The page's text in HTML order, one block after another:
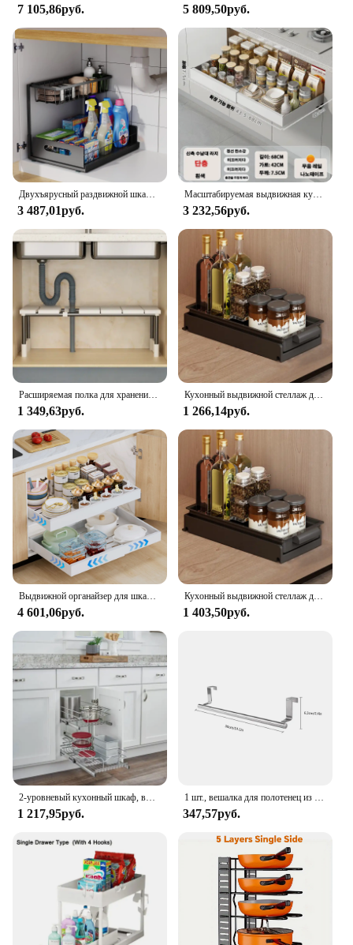
7 105,86руб. 5 809,50руб.
3 487,01руб.
Масштабируемая выдвижная кухонная полка для хранения с выдвижными направляющими, лоток для хранения ящика, ящик для специй, стеллаж для хранения, органайзер для шкафов
3 232,56руб.
Расширяемая полка для хранения кухонной раковины из нержавеющей стали, многослойная многофункциональная внутренняя многослойная полка для хранения
1 349,63руб.
Кухонный выдвижной стеллаж для чашек и блюд, шкаф для хранения, стеллаж для домашней посуды, чашек и тарелок, многоуровневый ящик для хранения
1 266,14руб.
Выдвижной органайзер для шкафа, 2 упаковки, на клейкой основе, выдвижные ящики для кухонных шкафов, регулируемая ширина
4 601,06руб.
Кухонный выдвижной стеллаж для посуды, выдвижной ящик для сушки мисок и блюд, сушилка для хранения, органайзер для раковины, шкафа, держатель для посуды
1 403,50руб.
2-уровневый кухонный шкаф, выдвижная полка и органайзер для ящиков, выдвижная корзина для хранения кладовой разных размеров
1 217,95руб.
1 шт., вешалка для полотенец из нержавеющей стали
347,57руб.